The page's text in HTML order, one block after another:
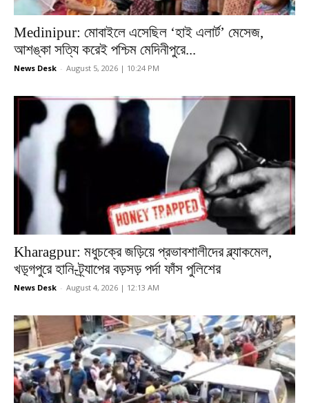
Medinipur: মোবাইলে এসেছিল ‘হাই এলার্ট’ মেসেজ,
আশঙ্কা সত্যি করেই পশ্চিম মেদিনীপুরে...
News Desk - August 5, 2026 | 10:24 PM
Kharagpur: মধুচক্রে জড়িয়ে প্রভাবশালীদের ব্ল্যাকমেল,
খড়্গপুরে হানি-ট্র্যাপের বড়সড় পর্দা ফাঁস পুলিশের
News Desk - August 4, 2026 | 12:13 AM